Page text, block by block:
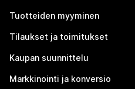
Tuotteiden myyminen
Tilaukset ja toimitukset
Kaupan suunnittelu
Markkinointi ja konversio